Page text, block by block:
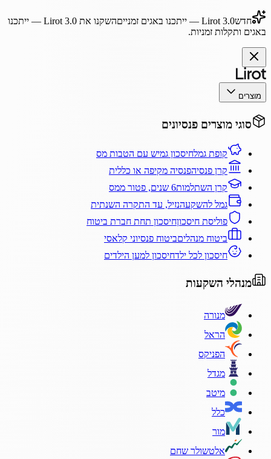
חדשLirot 3.0 — ייתכנו באגים זמנייםהשקנו את Lirot 3.0— ייתכנו
באגים ותקלות זמניות.
מוצרים
סוגי מוצרים פנסיונים
קופת גמלחיסכון גמיש עם הטבות מס
קרן פנסיהפנסיה מקיפה או כללית
קרן השתלמות6 שנים, פטור ממס
גמל להשקעהנזיל, עד התקרה השנתית
פוליסת חיסכוןחיסכון תחת חברת ביטוח
ביטוח מנהליםביטוח פנסיוני קלאסי
חיסכון לכל ילדחיסכון למען הילדים
מנהלי השקעות
מנורה
הראל
הפניקס
מגדל
מיטב
כלל
מור
אלטשולר שחם